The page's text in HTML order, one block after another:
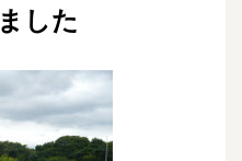
した